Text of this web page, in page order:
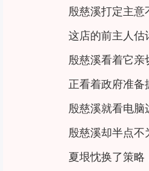
殷慈溪打定主
这店的前主人估
殷慈溪看着它
正看着政府准备
殷慈溪就看电
殷慈溪却半点不
夏垠忱换了策略